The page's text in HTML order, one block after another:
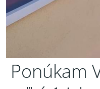
Ponúkam